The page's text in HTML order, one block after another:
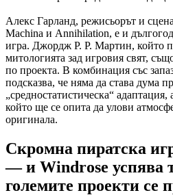
Алекс Гарланд, режисьорът и
Machina и Annihilation, е и
игра. Джордж Р. Р. Мартин, който
митологията зад игровия свят,
по проекта. В комбинация със
подсказва, че няма да става дума
„средностатистическа“
който ще се опита да улови
оригинала.
Скромна пиратска
— и Windrose успява
големите проекти се